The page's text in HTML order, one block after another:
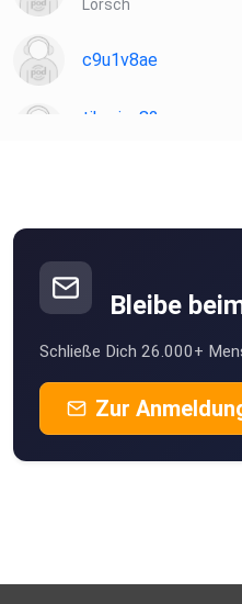
Lorsch
c9u1v8ae
tiberius82
TNya
Bleibe
Schließe Dich 26.000+
Zur